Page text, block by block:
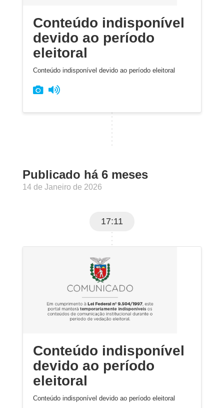
Conteúdo indisponível
devido ao período
eleitoral
Conteúdo indisponível devido ao período eleitoral
Publicado há 6 meses
14 de Janeiro de 2026
17:11
Conteúdo indisponível
devido ao período
eleitoral
Conteúdo indisponível devido ao período eleitoral